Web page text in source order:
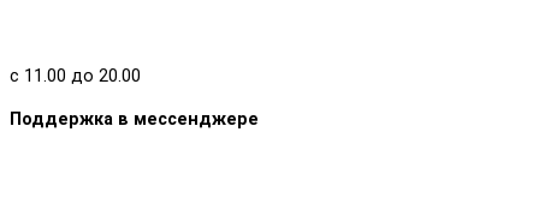
с 11.00 до 20.00
Поддержка в мессенджере